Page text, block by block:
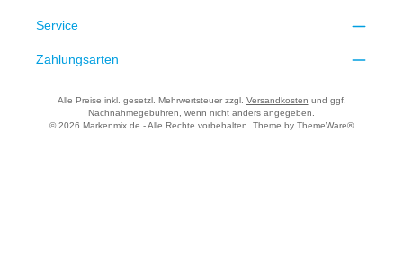
Service
Zahlungsarten
Alle Preise inkl. gesetzl. Mehrwertsteuer zzgl. Versandkosten und ggf.
Nachnahmegebühren, wenn nicht anders angegeben.
© 2026 Markenmix.de - Alle Rechte vorbehalten. Theme by ThemeWare®